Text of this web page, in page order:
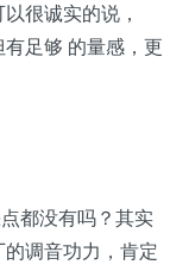
很诚实的说，
足够 的量感，更
都没有吗？其实
调音功力，肯定